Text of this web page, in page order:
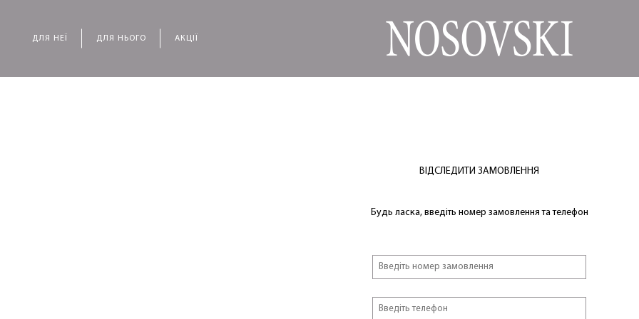
ДЛЯ НЕЇ ДЛЯ НЬОГО АКЦІЇ
ВІДСЛЕДИТИ ЗАМОВЛЕННЯ
Будь ласка, введіть номер замовлення та телефон